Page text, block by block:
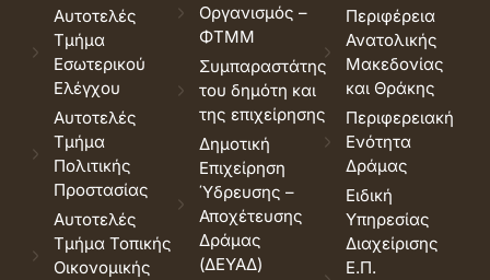
Αυτοτελές
Τμήμα
Εσωτερικού
Ελέγχου
Αυτοτελές
Τμήμα
Πολιτικής
Προστασίας
Αυτοτελές
Τμήμα Τοπικής
Οικονομικής
Οργανισμός –
ΦΤΜΜ
Συμπαραστάτης
του δημότη και
της επιχείρησης
Δημοτική
Επιχείρηση
Ύδρευσης –
Αποχέτευσης
Δράμας
(ΔΕΥΑΔ)
Περιφέρεια
Ανατολικής
Μακεδονίας
και Θράκης
Περιφερειακή
Ενότητα
Δράμας
Ειδική
Υπηρεσίας
Διαχείρισης
Ε.Π.